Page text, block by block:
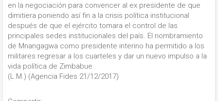
en la negociación para convencer al ex presidente de que
dimitiera poniendo así fin a la crisis política institucional
después de que el ejército tomara el control de las
principales sedes institucionales del país. El nombramiento
de Mnangagwa como presidente interino ha permitido a los
militares regresar a los cuarteles y dar un nuevo impulso a la
vida política de Zimbabue.
(L.M.) (Agencia Fides 21/12/2017)